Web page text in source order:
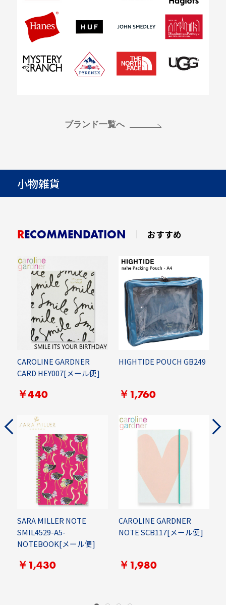
ブランド一覧へ
小物雑貨
RECOMMENDATION おすすめ
CAROLINE GARDNER
CARD HEY007[メール便]
￥440
HIGHTIDE POUCH GB249
￥1,760
SARA MILLER NOTE
SMIL4529-A5-
NOTEBOOK[メール便]
￥1,430
CAROLINE GARDNER
NOTE SCB117[メール便]
￥1,980